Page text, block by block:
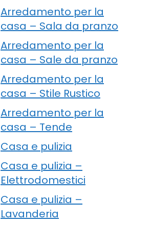
Arredamento per la
casa – Sala da pranzo
Arredamento per la
casa – Sale da pranzo
Arredamento per la
casa – Stile Rustico
Arredamento per la
casa – Tende
Casa e pulizia
Casa e pulizia –
Elettrodomestici
Casa e pulizia –
Lavanderia